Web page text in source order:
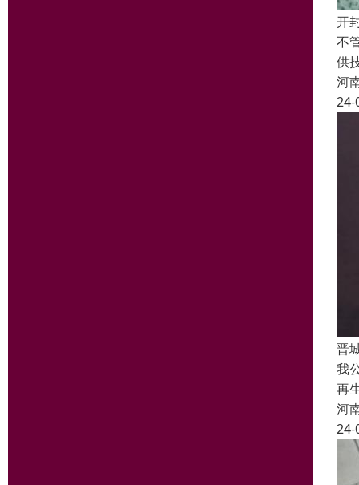
开
不
供
河
24-
晋
我
再
河
24-